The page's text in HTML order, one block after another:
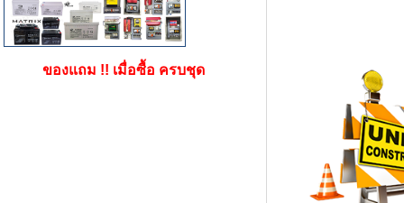
ของแถม !! เมื่อซื้อ ครบชุด